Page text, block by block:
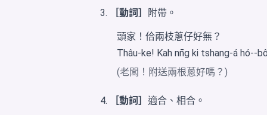
［動詞］ 附帶。
頭家！佮兩枝蔥仔好無？
Thâu-ke! Kah nn̄g ki tshang-á hó--
(老闆！附送兩根蔥好嗎？)
［動詞］ 適合、相合。